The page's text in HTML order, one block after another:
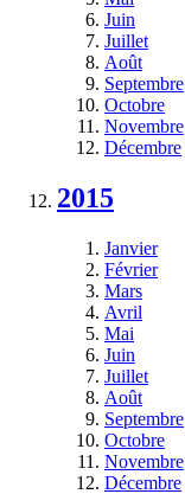
Juin
Juillet
Août
Septembre
Octobre
Novembre
Décembre
2015
Janvier
Février
Mars
Avril
Mai
Juin
Juillet
Août
Septembre
Octobre
Novembre
Décembre